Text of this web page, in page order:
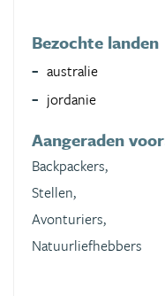
Bezochte landen
australie
jordanie
Aangeraden
Backpackers,
Stellen,
Avonturiers,
Natuurliefhebbers